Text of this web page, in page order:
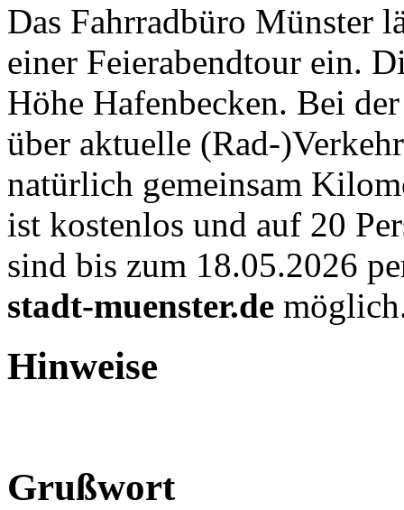
Das Fahrradbüro Münster
einer Feierabendtour ein.
Höhe Hafenbecken. Bei
über aktuelle (Rad-
natürlich gemeinsam
ist kostenlos und auf 20
sind bis zum 18.05.2026
stadt-muenster.de
Hinweise
Grußwort